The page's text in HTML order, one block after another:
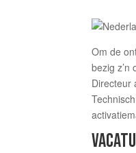
Om de
bezig
Directeur